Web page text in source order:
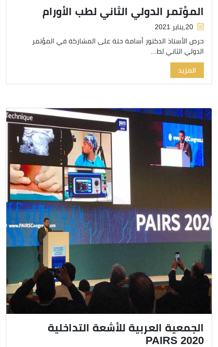
المؤتمر الدولي الثاني لطب الأورام
20,يناير 2021
حرص الأستاذ الدكتور أسامة حتة على المشاركة في المؤتمر
الدولي الثاني لط...
المزيد
الجمعية العربية للأشعة التداخلية
PAIRS 2020